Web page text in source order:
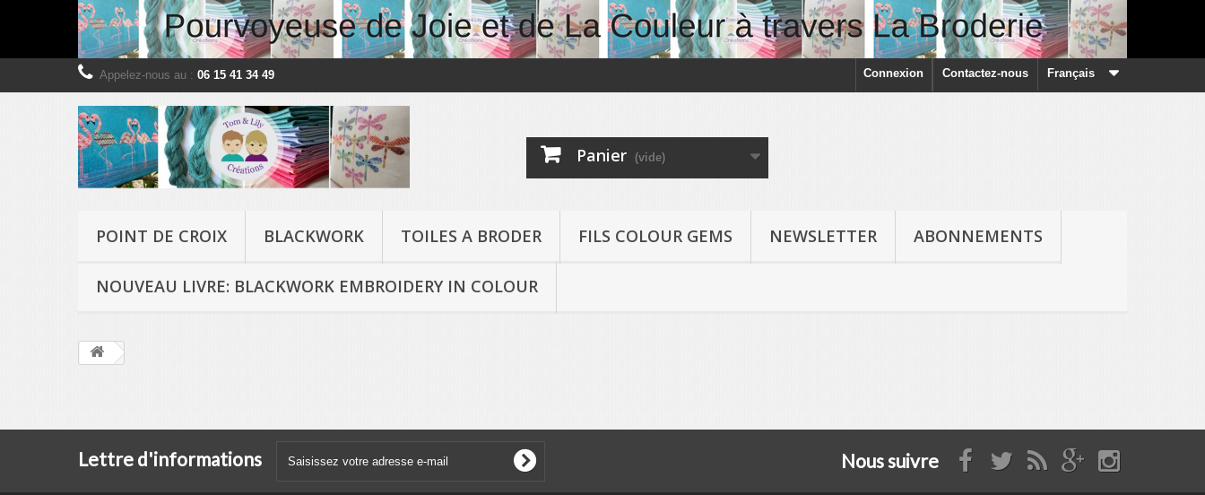
Français
Contactez-nous
Appelez-nous au : 06 15 41 34 49 Connexion
Panier (vide)
POINT DE CROIX BLACKWORK TOILES A BRODER FILS COLOUR GEMS NEWSLETTER ABONNEMENTS
NOUVEAU LIVRE: BLACKWORK EMBROIDERY IN COLOUR
Lettre d'informations Nous suivre